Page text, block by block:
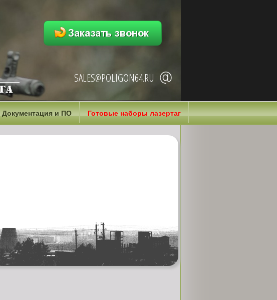
SALES@POLIGON64.RU
Документация и ПО Готовые наборы лазертаг